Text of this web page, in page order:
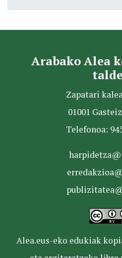
Arabako Alea
Zapatari
01001
Telefonoa:
Alea.eus-eko edukiak